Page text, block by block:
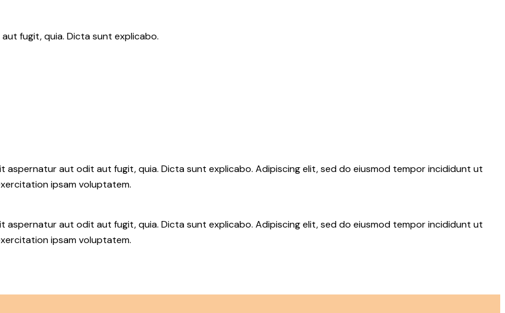
fugit, quia. Dicta sunt explicabo.
aspernatur aut odit aut fugit, quia. Dicta sunt explicabo. Adipiscing elit, sed do eiusmod tempor incididunt ut
ipsam voluptatem.
aspernatur aut odit aut fugit, quia. Dicta sunt explicabo. Adipiscing elit, sed do eiusmod tempor incididunt ut
ipsam voluptatem.